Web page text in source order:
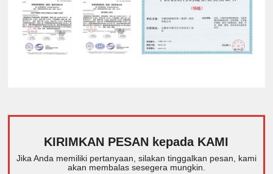
KIRIMKAN PESAN kepada KAMI
Jika Anda memiliki pertanyaan, silakan tinggalkan pesan, kami
akan membalas sesegera mungkin.